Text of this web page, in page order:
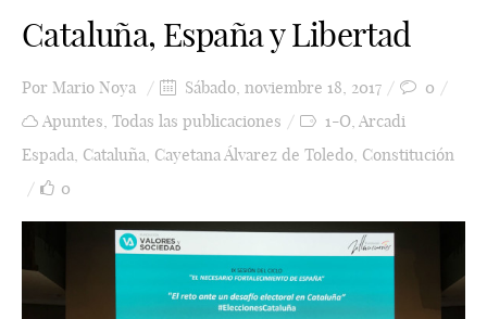
Cataluña, España y Libertad
Por Mario Noya Sábado, noviembre 18, 2017
0
Apuntes, Todas las publicaciones 1-O, Arcadi
Espada, Cataluña, Cayetana Álvarez de Toledo, Constitución
0